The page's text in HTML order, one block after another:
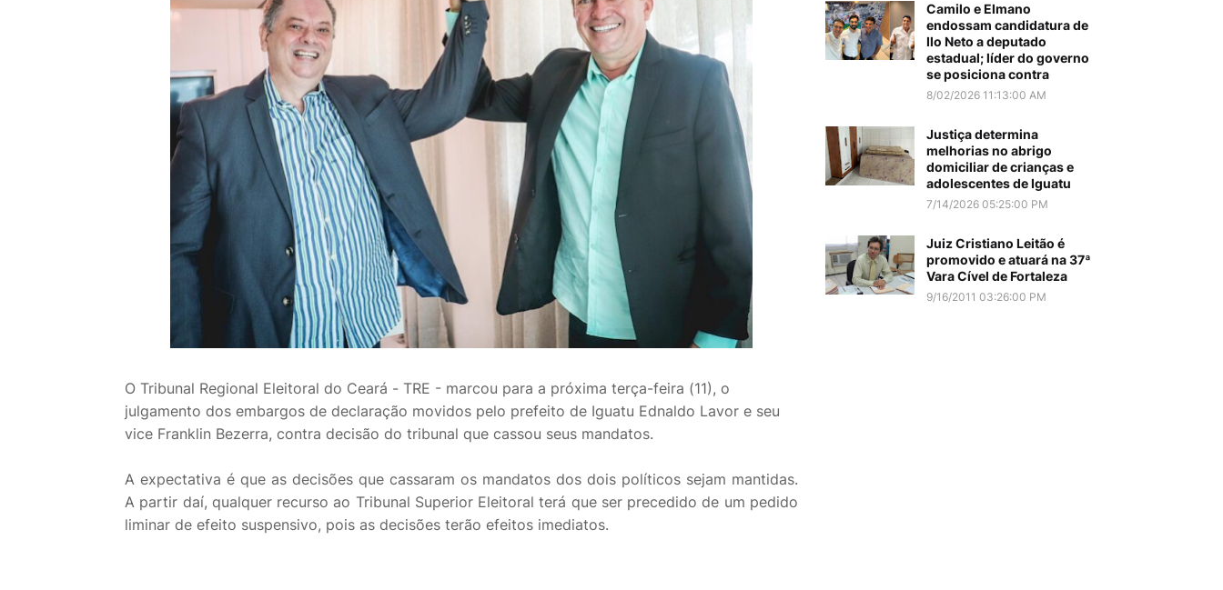
O Tribunal Regional Eleitoral do Ceará - TRE - marcou para a próxima terça-feira (11), o
julgamento dos embargos de declaração movidos pelo prefeito de Iguatu Ednaldo Lavor e seu
vice Franklin Bezerra, contra decisão do tribunal que cassou seus mandatos.
A expectativa é que as decisões que cassaram os mandatos dos dois políticos sejam mantidas.
A partir daí, qualquer recurso ao Tribunal Superior Eleitoral terá que ser precedido de um pedido
liminar de efeito suspensivo, pois as decisões terão efeitos imediatos.
Camilo e Elmano
endossam candidatura de
Ilo Neto a deputado
estadual; líder do governo
se posiciona contra
8/02/2026 11:13:00 AM
Justiça determina
melhorias no abrigo
domiciliar de crianças e
adolescentes de Iguatu
7/14/2026 05:25:00 PM
Juiz Cristiano Leitão é
promovido e atuará na 37ª
Vara Cível de Fortaleza
9/16/2011 03:26:00 PM